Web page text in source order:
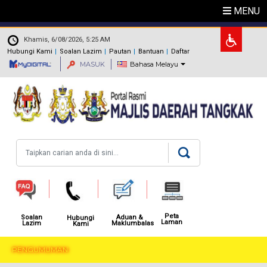
MENU
.
Khamis, 6/08/2026, 5:25 AM
Hubungi Kami
Soalan Lazim Pautan Bantuan Daftar
MASUK Bahasa Melayu
Soalan
Lazim
Hubungi
Kami
Aduan &
Maklumbalas
Peta
Laman
PENGUMUMAN